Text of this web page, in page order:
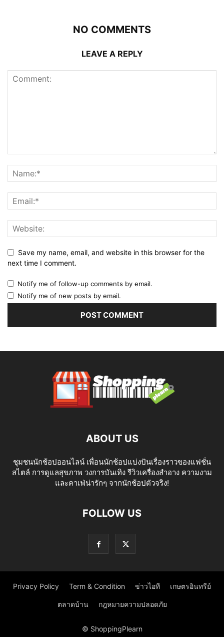
NO COMMENTS
LEAVE A REPLY
Save my name, email, and website in this browser for the
next time I comment.
Notify me of follow-up comments by email.
Notify me of new posts by email.
ABOUT US
ชุมชนนักช้อปออนไลน์ เพื่อนนักช้อปแบ่งปันเรื่องราวของแฟชั่น
สไตล์ การดูแลสุขภาพ วงการบันเทิง รีวิวเครื่องสำอาง ความงาม
และคาเฟ่น่ารักๆ จากนักช้อปตัวจริง!
FOLLOW US
Privacy Policy Term & Condition ข่าวไอที เกษตรอินทรีย์
ตลาดบ้าน กฎหมายความปลอดภัย
© ShoppingPlearn